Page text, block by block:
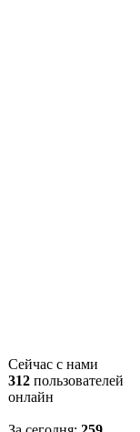
Сейчас с нами
312 пользователей
онлайн